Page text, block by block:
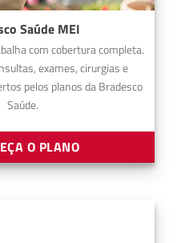
Saúde MEI
com cobertura completa.
exames, cirurgias e
pelos planos da Bradesco
Saúde.
O PLANO